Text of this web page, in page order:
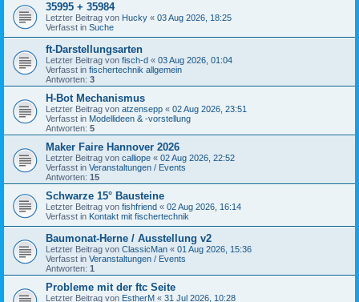
35995 + 35984
Letzter Beitrag von Hucky « 03 Aug 2026, 18:25
Verfasst in Suche
ft-Darstellungsarten
Letzter Beitrag von fisch-d « 03 Aug 2026, 01:04
Verfasst in fischertechnik allgemein
Antworten: 3
H-Bot Mechanismus
Letzter Beitrag von atzensepp « 02 Aug 2026, 23:51
Verfasst in Modellideen & -vorstellung
Antworten: 5
Maker Faire Hannover 2026
Letzter Beitrag von calliope « 02 Aug 2026, 22:52
Verfasst in Veranstaltungen / Events
Antworten: 15
Schwarze 15° Bausteine
Letzter Beitrag von fishfriend « 02 Aug 2026, 16:14
Verfasst in Kontakt mit fischertechnik
Baumonat-Herne / Ausstellung v2
Letzter Beitrag von ClassicMan « 01 Aug 2026, 15:36
Verfasst in Veranstaltungen / Events
Antworten: 1
Probleme mit der ftc Seite
Letzter Beitrag von EstherM « 31 Jul 2026, 10:28